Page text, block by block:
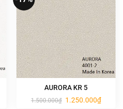
AURORA KR 5
1.500.000₫ Giá
gốc
1.250.000₫Giá
hiện